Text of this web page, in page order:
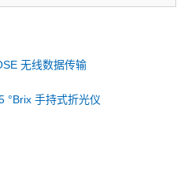
无线数据传输
°Brix 手持式折光仪